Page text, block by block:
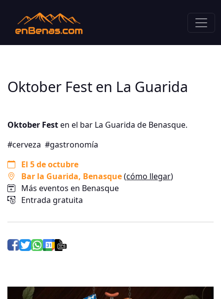
Oktober Fest en La Guarida
Oktober Festen el bar La Guarida de Benasque.
#cerveza #gastronomía
El 5 de octubre
Bar la Guarida, Benasque(cómo llegar)
Más eventos en Benasque
Entrada gratuita